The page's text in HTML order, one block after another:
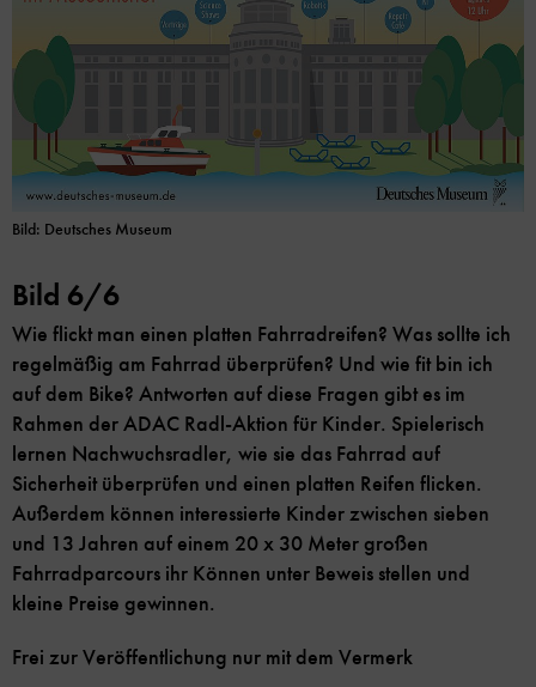
Bild: Deutsches Museum
Bild 6/6
Wie flickt man einen platten Fahrradreifen? Was sollte ich
regelmäßig am Fahrrad überprüfen? Und wie fit bin ich
auf dem Bike? Antworten auf diese Fragen gibt es im
Rahmen der ADAC Radl-Aktion für Kinder. Spielerisch
lernen Nachwuchsradler, wie sie das Fahrrad auf
Sicherheit überprüfen und einen platten Reifen flicken.
Außerdem können interessierte Kinder zwischen sieben
und 13 Jahren auf einem 20 x 30 Meter großen
Fahrradparcours ihr Können unter Beweis stellen und
kleine Preise gewinnen.
Frei zur Veröffentlichung nur mit dem Vermerk